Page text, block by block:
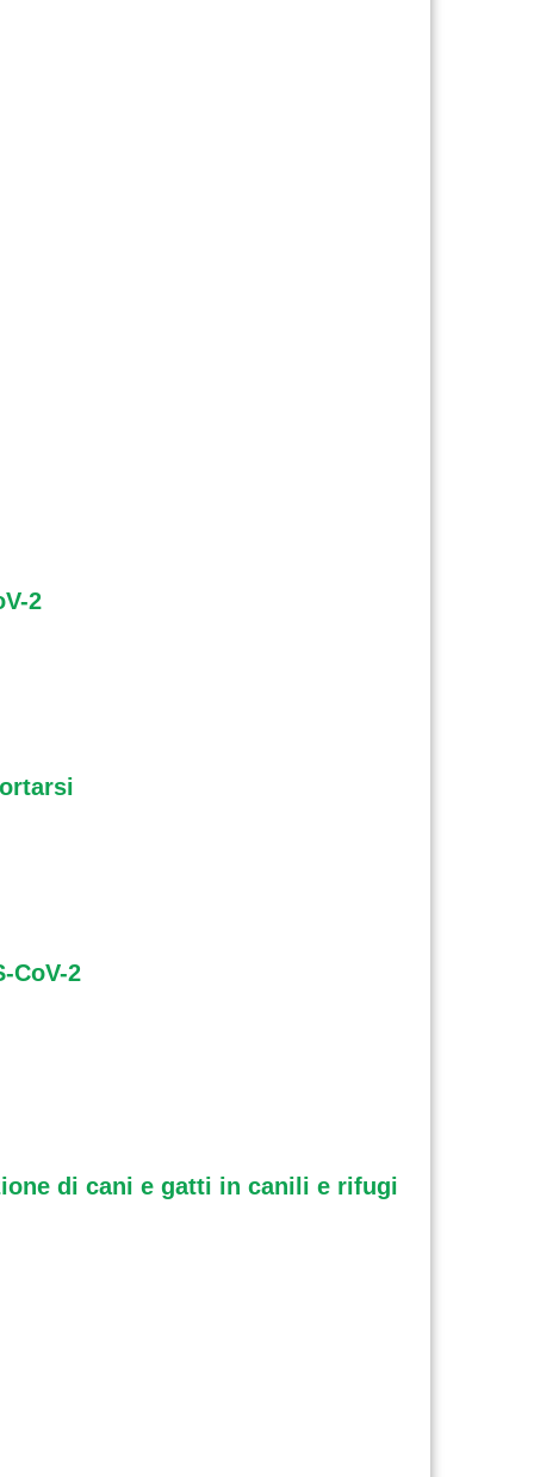
2
CoV-2
di cani e gatti in canili e rifugi